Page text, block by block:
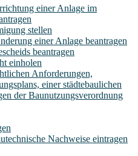
einer Anlage im
stellen
einer Anlage beantragen
beantragen
einholen
Anforderungen,
einer städtebaulichen
der Baunutzungsverordnung
Nachweise eintragen